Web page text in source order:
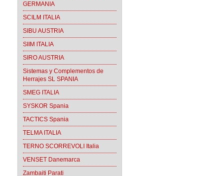
GERMANIA
SCILM ITALIA
SIBU AUSTRIA
SIIM ITALIA
SIRO AUSTRIA
Sistemas y Complementos de
Herrajes SL SPANIA
SMEG ITALIA
SYSKOR Spania
TACTICS Spania
TELMA ITALIA
TERNO SCORREVOLI Italia
VENSET Danemarca
Zambaiti Parati